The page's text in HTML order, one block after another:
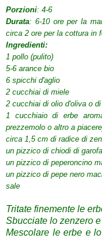
Porzioni: 4-6
Durata: 6-10 oreper la
circa 2 ore per la cottura in
Ingredienti:
1 pollo (pulito)
5-6 arance bio
6 spicchi d'aglio
2 cucchiai di miele
2 cucchiai di olio d'oliva o
1 cucchiaio di erbe
prezzemolo o altro a
circa 1,5 cm di radice di
un pizzico di chiodi di
un pizzico di peperoncino
un pizzico di pepe nero
sale
Tritate finemente le
Sbucciate lo zenzero
Mescolare le erbe e lo